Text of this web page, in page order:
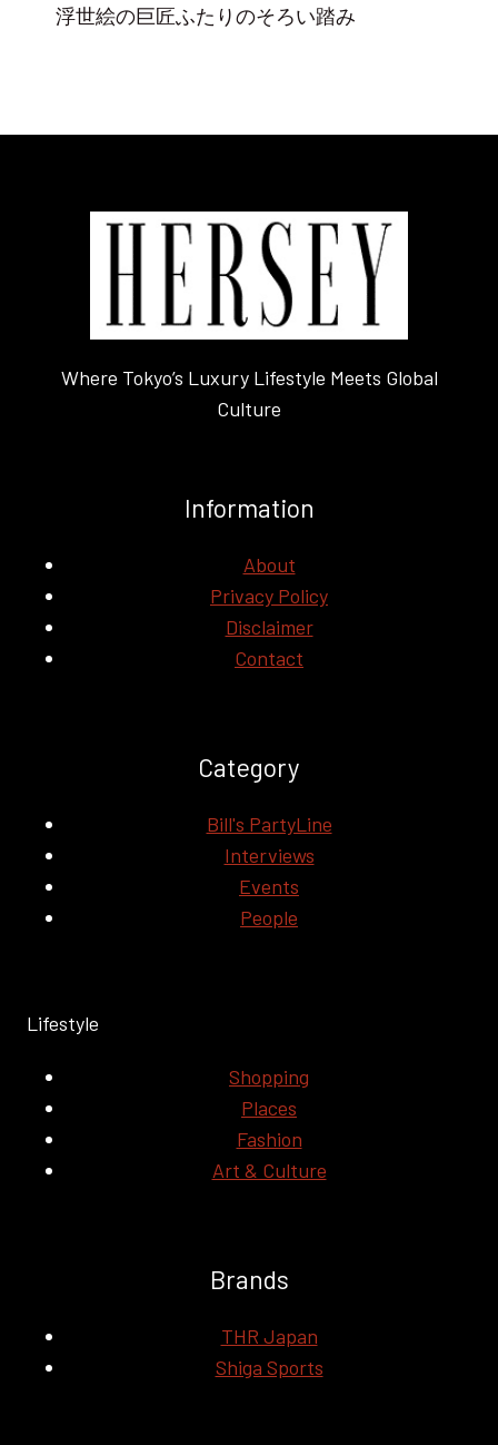
浮世絵の巨匠ふたりのそろい踏み
Where Tokyo’s Luxury Lifestyle Meets Global
Culture
Information
About
Privacy Policy
Disclaimer
Contact
Category
Bill's PartyLine
Interviews
Events
People
Lifestyle
Shopping
Places
Fashion
Art & Culture
Brands
THR Japan
Shiga Sports